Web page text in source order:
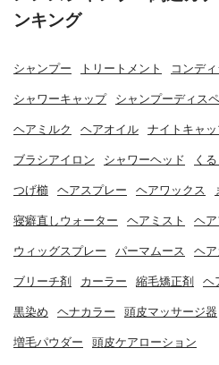
ンキング
シャンプー トリートメント コンデ
シャワーキャップ シャンプーディス
ヘアミルク ヘアオイル ナイトキャ
ブラシアイロン シャワーヘッド く
つげ櫛 ヘアスプレー ヘアワックス
寝癖直しウォーター ヘアミスト ヘ
ウィッグスプレー パーマムース ヘ
ブリーチ剤 カーラー 縮毛矯正剤 ヘ
黒染め ヘナカラー 頭皮マッサージ器
増毛パウダー 頭皮ケアローション